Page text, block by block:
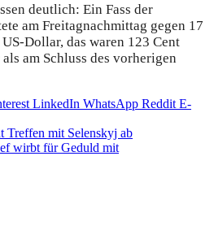
deutlich: Ein Fass der
am Freitagnachmittag gegen 17
Dollar, das waren 123 Cent
am Schluss des vorherigen
LinkedIn WhatsApp Reddit E-
Treffen mit Selenskyj ab
wirbt für Geduld mit